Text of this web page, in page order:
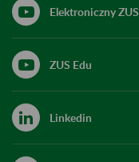
Elektroniczny ZUS
ZUS Edu
Linkedin